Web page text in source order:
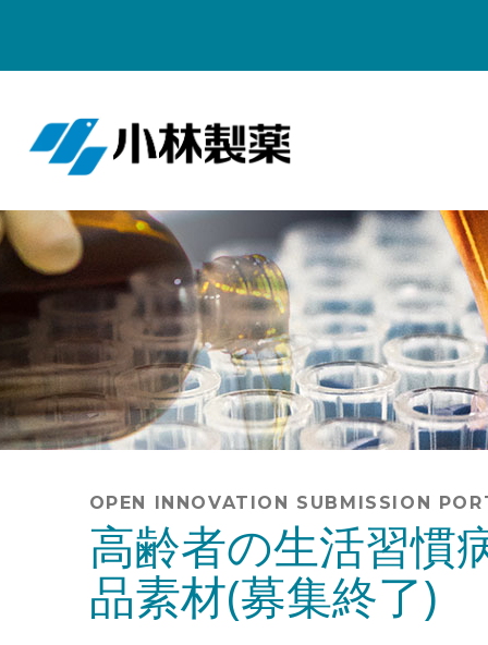
OPEN INNOVATION SUBMISSION
高齢者の生活習慣
品素材(募集終了)